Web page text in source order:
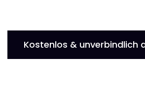
Kostenlos & unverbindlich